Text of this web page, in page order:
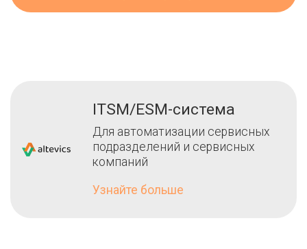
ITSM/ESM-система
Для автоматизации сервисных
подразделений и сервисных
компаний
Узнайте больше